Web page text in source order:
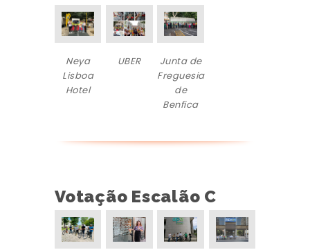
Neya
Lisboa
Hotel
UBER
Junta de
Freguesia
de
Benfica
Votação Escalão C